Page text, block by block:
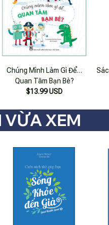
Chúng Mình Làm Gì Để…
Quan Tâm Bạn Bè?
$13.99 USD
XEM